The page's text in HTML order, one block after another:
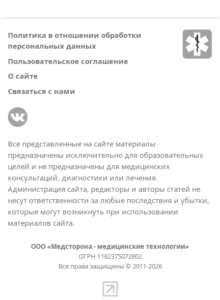
Политика в отношении обработки
персональных данных
Пользовательское соглашение
О сайте
Связаться с нами
Все представленные на сайте материалы
предназначены исключительно для образовательных
целей и не предназначены для медицинских
консультаций, диагностики или лечения.
Администрация сайта, редакторы и авторы статей не
несут ответственности за любые последствия и убытки,
которые могут возникнуть при использовании
материалов сайта.
ООО «Медсторона - медицинские технологии»
ОГРН 1182375072802
Все права защищены © 2011-2026